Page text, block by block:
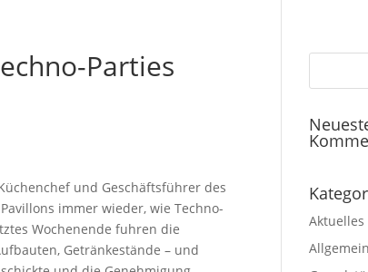
Parties
und Geschäftsführer des
immer wieder, wie Techno-
Wochenende fuhren die
Getränkestände – und
Aktuelles
Allgemein